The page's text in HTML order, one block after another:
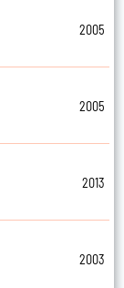
2005
2005
2013
2003